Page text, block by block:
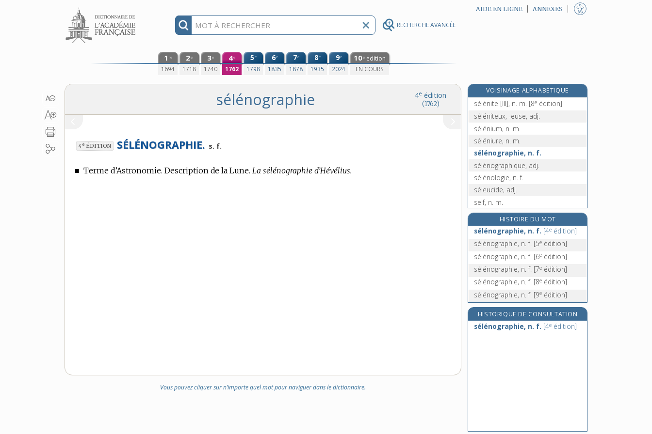
RECHERCHE AVANCÉE
Aller au contenu AIDE EN LIGNE ANNEXES
1 re
1694
2e
1718
3e
1740
4e
1762
5e
1798
6e
1835
7e
1878
8e
1935
9e
2024
10e édition
EN COURS
4e édition
(1762)
sélénographie
4e ÉDITION SÉLÉNOGRAPHIE. s. f.
■ Terme d’Astronomie. Description de la Lune. La sélénographie d’Hévélius.
Vous pouvez cliquer sur n’importe quel mot pour naviguer dans le dictionnaire.
VOISINAGE ALPHABÉTIQUE
sélénite [II], n. et adj.
sélénite [III], n. m. [8e édition]
séléniteux, -euse, adj.
sélénium, n. m.
séléniure, n. m.
sélénographie, n. f.
sélénographique, adj.
sélénologie, n. f.
séleucide, adj.
self, n. m.
self-government, n. m.
self-made man, n. m.
self-service, n. m.
selle, n. f.
HISTOIRE DU MOT
sélénographie, n. f. [4e édition]
sélénographie, n. f. [5e édition]
sélénographie, n. f. [6e édition]
sélénographie, n. f. [7e édition]
sélénographie, n. f. [8e édition]
sélénographie, n. f. [9e édition]
HISTORIQUE DE CONSULTATION
sélénographie, n. f. [4e édition]